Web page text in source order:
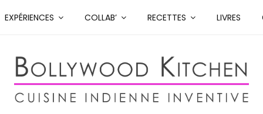
EXPÉRIENCES COLLAB’ RECETTES LIVRES